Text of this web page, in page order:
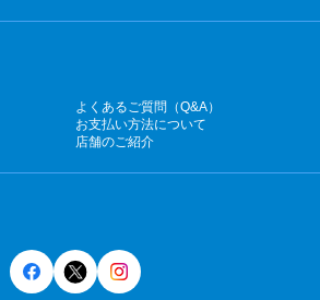
よくあるご質問（Q&A）
お支払い方法について
店舗のご紹介